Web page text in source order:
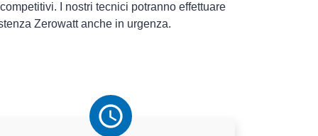
I nostri tecnici potranno effettuare
Zerowatt anche in urgenza.